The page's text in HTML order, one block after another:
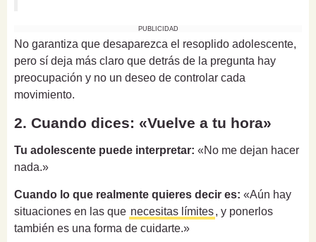
PUBLICIDAD
No garantiza que desaparezca el resoplido adolescente,
pero sí deja más claro que detrás de la pregunta hay
preocupación y no un deseo de controlar cada
movimiento.
2. Cuando dices: «Vuelve a tu hora»
Tu adolescente puede interpretar: «No me dejan hacer
nada.»
Cuando lo que realmente quieres decir es: «Aún hay
situaciones en las que necesitas límites, y ponerlos
también es una forma de cuidarte.»